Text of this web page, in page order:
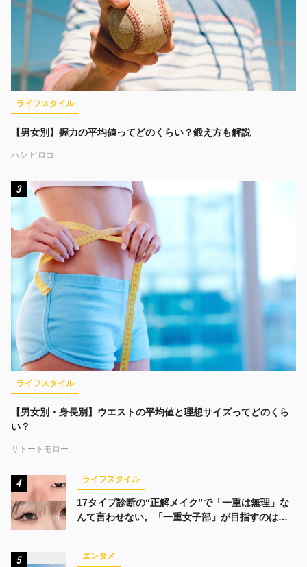
ライフスタイル
【男女別】握力の平均値ってどのくらい？鍛え方も解説
ハシ ビロコ
3
ライフスタイル
【男女別・身長別】ウエストの平均値と理想サイズってどのくら
い？
サトートモロー
4 ライフスタイル
17タイプ診断の“正解メイク”で「一重は無理」な
んて言わせない。「一重女子部」が目指すのは、
5 エンタメ